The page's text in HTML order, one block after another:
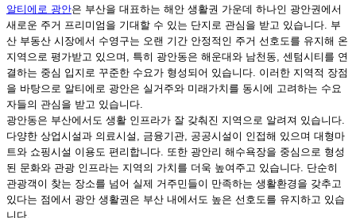
알티에로 광안은 부산을 대표하는 해안 생활권 가운데 하나인 광안권에서
새로운 주거 프리미엄을 기대할 수 있는 단지로 관심을 받고 있습니다. 부
산 부동산 시장에서 수영구는 오랜 기간 안정적인 주거 선호도를 유지해 온
지역으로 평가받고 있으며, 특히 광안동은 해운대와 남천동, 센텀시티를 연
결하는 중심 입지로 꾸준한 수요가 형성되어 있습니다. 이러한 지역적 장점
을 바탕으로 알티에로 광안은 실거주와 미래가치를 동시에 고려하는 수요
자들의 관심을 받고 있습니다.
광안동은 부산에서도 생활 인프라가 잘 갖춰진 지역으로 알려져 있습니다.
다양한 상업시설과 의료시설, 금융기관, 공공시설이 인접해 있으며 대형마
트와 쇼핑시설 이용도 편리합니다. 또한 광안리 해수욕장을 중심으로 형성
된 문화와 관광 인프라는 지역의 가치를 더욱 높여주고 있습니다. 단순히
관광객이 찾는 장소를 넘어 실제 거주민들이 만족하는 생활환경을 갖추고
있다는 점에서 광안 생활권은 부산 내에서도 높은 선호도를 유지하고 있습
니다.